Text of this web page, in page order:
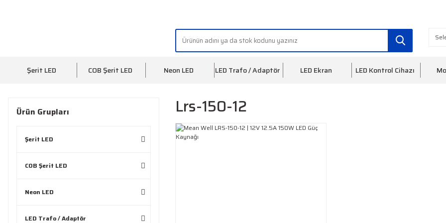
Şerit LED COB Şerit LED Neon LED LED Trafo / Adaptör LED Ekran LED Kontrol Cihazı
Ürün Grupları
Şerit LED
COB Şerit LED
Neon LED
LED Trafo / Adaptör
Lrs-150-12